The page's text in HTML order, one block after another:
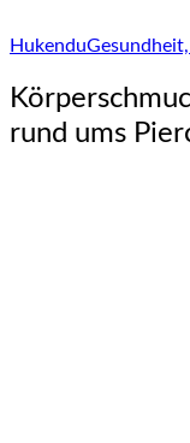
Hukendu
rund ums